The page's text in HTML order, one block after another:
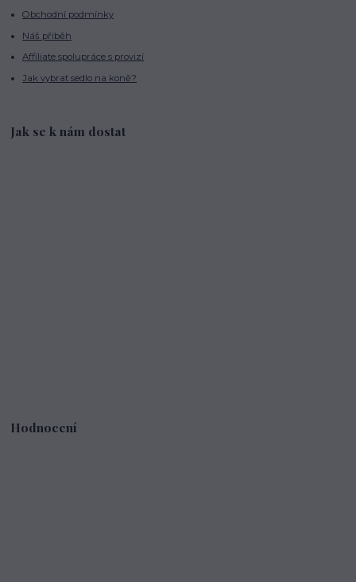
Obchodní podmínky
Náš příběh
Affiliate spolupráce s provizí
Jak vybrat sedlo na koně?
Jak se k nám dostat
Hodnocení